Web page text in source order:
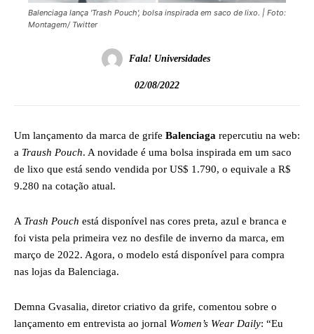
Balenciaga lança 'Trash Pouch', bolsa inspirada em saco de lixo. | Foto:
Montagem/ Twitter
Fala! Universidades
02/08/2022
Um lançamento da marca de grife Balenciaga repercutiu na web:
a Traush Pouch. A novidade é uma bolsa inspirada em um saco
de lixo que está sendo vendida por US$ 1.790, o equivale a R$
9.280 na cotação atual.
A Trash Pouch está disponível nas cores preta, azul e branca e
foi vista pela primeira vez no desfile de inverno da marca, em
março de 2022. Agora, o modelo está disponível para compra
nas lojas da Balenciaga.
Demna Gvasalia, diretor criativo da grife, comentou sobre o
lançamento em entrevista ao jornal Women’s Wear Daily: “Eu